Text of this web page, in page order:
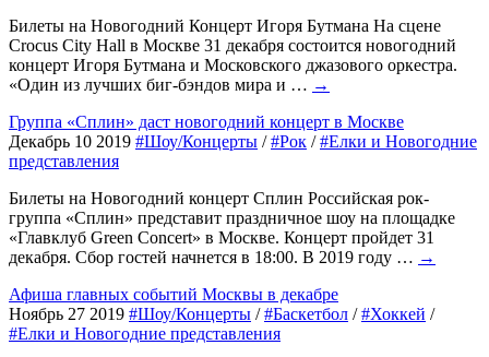
Билеты на Новогодний Концерт Игоря Бутмана На сцене
Crocus City Hall в Москве 31 декабря состоится новогодний
концерт Игоря Бутмана и Московского джазового оркестра.
«Один из лучших биг-бэндов мира и … →
Группа «Сплин» даст новогодний концерт в Москве
Декабрь 10 2019 #Шоу/Концерты /#Рок /#Елки и Новогодние
представления
Билеты на Новогодний концерт Сплин Российская рок-
группа «Сплин» представит праздничное шоу на площадке
«Главклуб Green Concert» в Москве. Концерт пройдет 31
декабря. Сбор гостей начнется в 18:00. В 2019 году … →
Афиша главных событий Москвы в декабре
Ноябрь 27 2019 #Шоу/Концерты /#Баскетбол /#Хоккей /
#Елки и Новогодние представления